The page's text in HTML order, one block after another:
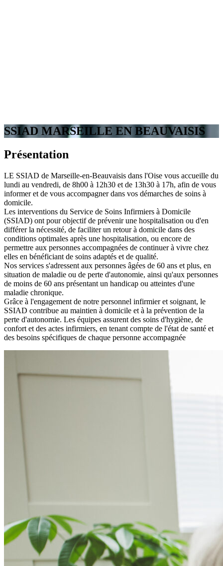
SSIAD MARSEILLE EN BEAUVAISIS
Présentation
LE SSIAD de Marseille-en-Beauvaisis dans l'Oise vous accueille du
lundi au vendredi, de 8h00 à 12h30 et de 13h30 à 17h, afin de vous
informer et de vous accompagner dans vos démarches de soins à
domicile.
Les interventions du Service de Soins Infirmiers à Domicile
(SSIAD) ont pour objectif de prévenir une hospitalisation ou d'en
différer la nécessité, de faciliter un retour à domicile dans des
conditions optimales après une hospitalisation, ou encore de
permettre aux personnes accompagnées de continuer à vivre chez
elles en bénéficiant de soins adaptés et de qualité.
Nos services s'adressent aux personnes âgées de 60 ans et plus, en
situation de maladie ou de perte d'autonomie, ainsi qu'aux personnes
de moins de 60 ans présentant un handicap ou atteintes d'une
maladie chronique.
Grâce à l'engagement de notre personnel infirmier et soignant, le
SSIAD contribue au maintien à domicile et à la prévention de la
perte d'autonomie. Les équipes assurent des soins d'hygiène, de
confort et des actes infirmiers, en tenant compte de l'état de santé et
des besoins spécifiques de chaque personne accompagnée